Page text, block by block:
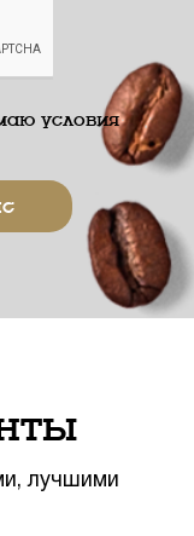
условия
лучшими